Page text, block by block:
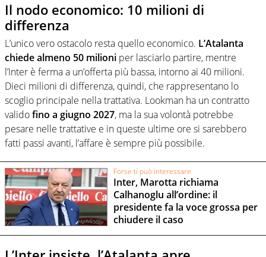
Il nodo economico: 10 milioni di
differenza
L’unico vero ostacolo resta quello economico. L’Atalanta
chiede almeno 50 milioni per lasciarlo partire, mentre
l’Inter è ferma a un’offerta più bassa, intorno ai 40 milioni.
Dieci milioni di differenza, quindi, che rappresentano lo
scoglio principale nella trattativa. Lookman ha un contratto
validofino a giugno 2027, ma la sua volontà potrebbe
pesare nelle trattative e in queste ultime ore si sarebbero
fatti passi avanti, l’affare è sempre più possibile.
Forse ti può interessare
Inter, Marotta richiama
Calhanoglu all’ordine: il
presidente fa la voce grossa per
chiudere il caso